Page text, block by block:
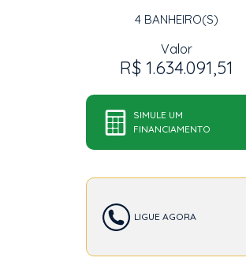
4 BANHEIRO(S)
Valor
R$ 1.634.091,51
SIMULE UM
FINANCIAMENTO
LIGUE AGORA